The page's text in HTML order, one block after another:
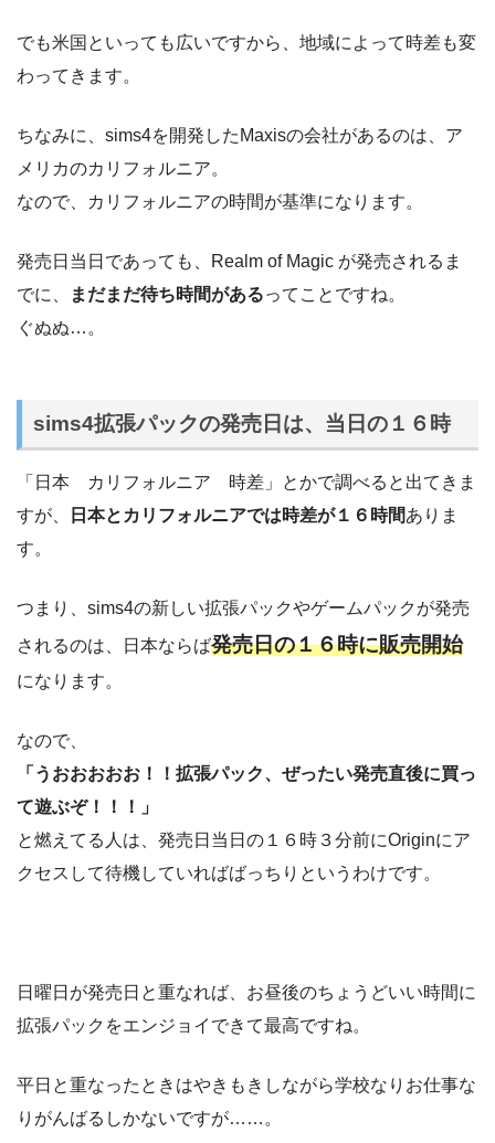
でも米国といっても広いですから、地域によって時差も変
わってきます。
ちなみに、sims4を開発したMaxisの会社があるのは、ア
メリカのカリフォルニア。
なので、カリフォルニアの時間が基準になります。
発売日当日であっても、Realm of Magic が発売されるま
でに、
まだまだ待ち時間があるってことですね。
ぐぬぬ…。
sims4拡張パックの発売日は、当日の１６時
「日本 カリフォルニア 時差」とかで調べると出てきま
すが、
日本とカリフォルニアでは時差が１６時間ありま
す。
つまり、sims4の新しい拡張パックやゲームパックが発売
されるのは、日本ならば発売日の１６時に販売開始
になります。
なので、
「うおおおおお！！拡張パック、ぜったい発売直後に買っ
て遊ぶぞ！！！」
と燃えてる人は、発売日当日の１６時３分前にOriginにア
クセスして待機していればばっちりというわけです。
日曜日が発売日と重なれば、お昼後のちょうどいい時間に
拡張パックをエンジョイできて最高ですね。
平日と重なったときはやきもきしながら学校なりお仕事な
りがんばるしかないですが……。